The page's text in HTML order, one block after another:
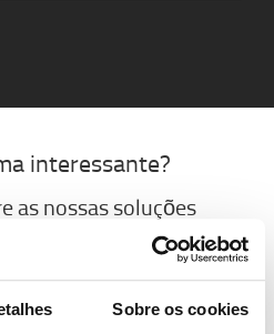
Sobre os cookies
interessante?
as nossas soluções
a nossa biblioteca
DE CONTEÚDOS